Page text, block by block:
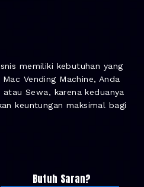
memiliki kebutuhan yang
Vending Machine, Anda
Sewa, karena keduanya
keuntungan maksimal bagi
Butuh Saran?